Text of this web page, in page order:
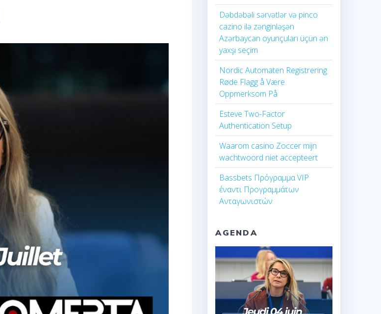
Dəbdəbəli sərvətlər və pinco
cazino ilə zənginləşən
Azərbaycan oyunçuları üçün ən
yaxşı seçim
Nordic Automaten Registrering
Røde Flagg å Være
Oppmerksom På
Esteve Two-Factor
Authentication Setup
Waarom casino Zoccer mijn
wachtwoord niet accepteert
Bassbets Πρόγραμμα VIP
έναντι Προγραμμάτων
Ανταγωνιστών
AGENDA